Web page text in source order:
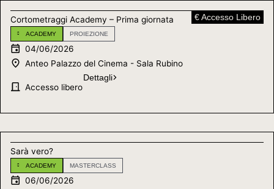
Cortometraggi Academy – Prima giornata € Accesso Libero
ACADEMY PROIEZIONE
04/06/2026
Anteo Palazzo del Cinema - Sala Rubino
Accesso libero
Dettagli
Sarà vero?
ACADEMY MASTERCLASS
06/06/2026